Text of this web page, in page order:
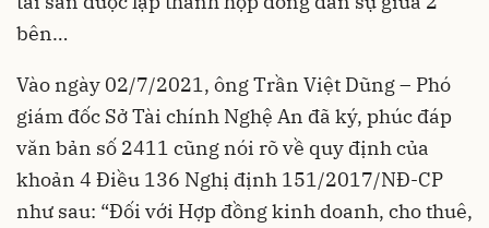
bên…
Vào ngày 02/7/2021, ông Trần Việt Dũng – Phó
giám đốc Sở Tài chính Nghệ An đã ký, phúc đáp
văn bản số 2411 cũng nói rõ về quy định của
khoản 4 Điều 136 Nghị định 151/2017/NĐ-CP
như sau: “Đối với Hợp đồng kinh doanh, cho thuê,